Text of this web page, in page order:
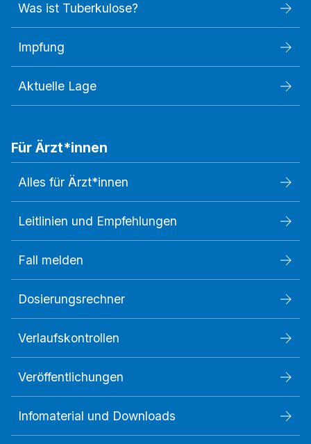
Was ist Tuberkulose?
Impfung
Aktuelle Lage
Für Ärzt*innen
Alles für Ärzt*innen
Leitlinien und Empfehlungen
Fall melden
Dosierungsrechner
Verlaufskontrollen
Veröffentlichungen
Infomaterial und Downloads